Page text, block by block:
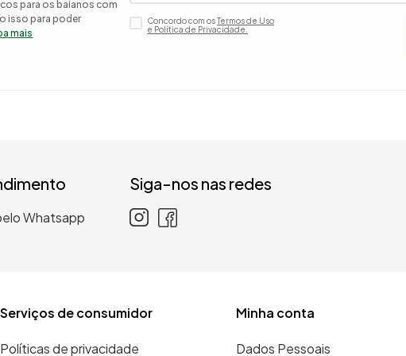
para os baianos com
isso para poder
mais
Concordo com osTermos de Uso
e Política de Privacidade.
Whatsapp
Siga-nos nas redes
Serviços de consumidor
Políticas de privacidade
Minha conta
Dados Pessoais